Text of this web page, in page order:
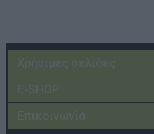
Χρήσιμες σελίδες
E-SHOP
Επικοινωνία